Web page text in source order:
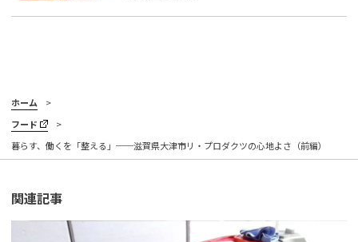
ホーム
フード
暮らす、働くを「整える」──滋賀県大津市リ・プロダクツの心地よさ（前編）
関連記事